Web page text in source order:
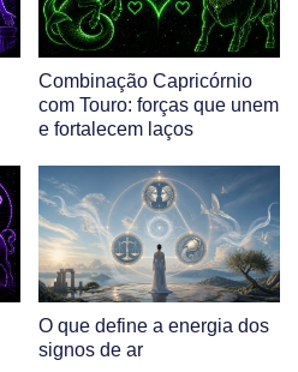
Combinação Capricórnio
com Touro: forças que unem
e fortalecem laços
O que define a energia dos
signos de ar